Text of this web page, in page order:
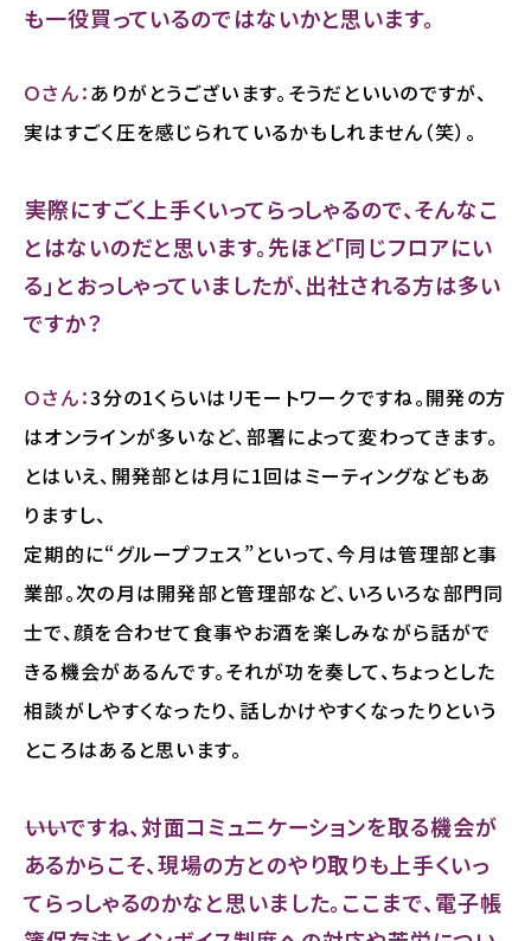
も一役買っているのではないかと思います。
Ｏさん：ありがとうございます。そうだといいのですが、
実はすごく圧を感じられているかもしれません（笑）。
――実際にすごく上手くいってらっしゃるので、そんなこ
とはないのだと思います。先ほど「同じフロアにい
る」とおっしゃっていましたが、出社される方は多い
ですか？
Ｏさん：3分の1くらいはリモートワークですね。開発の方
はオンラインが多いなど、部署によって変わってきます。
とはいえ、開発部とは月に1回はミーティングなどもあ
りますし、
定期的に“グループフェス”といって、今月は管理部と事
業部。次の月は開発部と管理部など、いろいろな部門同
士で、顔を合わせて食事やお酒を楽しみながら話がで
きる機会があるんです。それが功を奏して、ちょっとした
相談がしやすくなったり、話しかけやすくなったりという
ところはあると思います。
――いいですね、対面コミュニケーションを取る機会が
あるからこそ、現場の方とのやり取りも上手くいっ
てらっしゃるのかなと思いました。ここまで、電子帳